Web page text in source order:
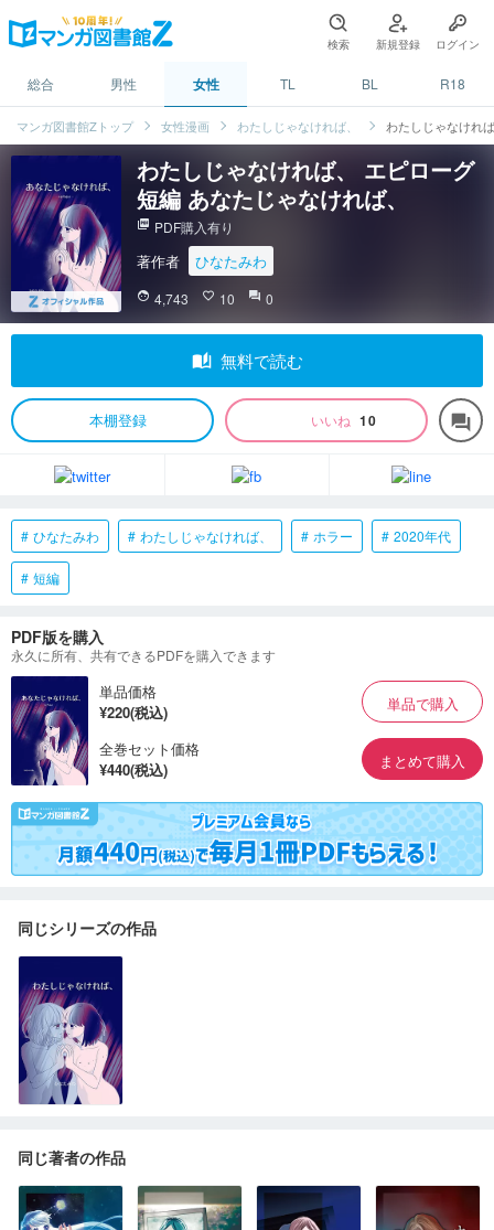
検索 新規登録 ログイン
総合 男性 女性 TL BL R18
マンガ図書館Zトップ 女性漫画 わたしじゃなければ、 わたしじゃなけれ
わたしじゃなければ、 エピローグ
短編 あなたじゃなければ、
picture_as_pdf PDF購入有り
著作者 ひなたみわ
face 4,743 favorite_border 10 question_answer 0
auto_stories 無料で読む
本棚登録 いいね 10 forum
ひなたみわ わたしじゃなければ、 ホラー 2020年代
短編
PDF版を購入
永久に所有、共有できるPDFを購入できます
単品価格
¥220(税込)
単品で購入
全巻セット価格
¥440(税込)
まとめて購入
同じシリーズの作品
同じ著者の作品